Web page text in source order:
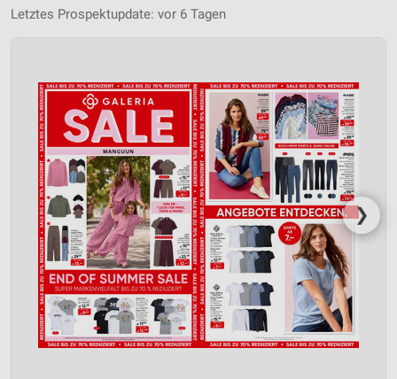
Letztes Prospektupdate: vor 6 Tagen
❯